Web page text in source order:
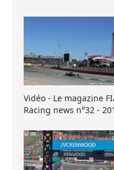
Vidéo - Le magazine
Racing news n°32 -